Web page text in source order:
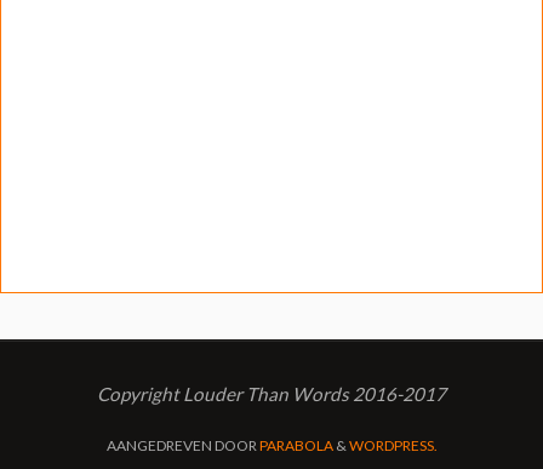
Copyright Louder Than Words 2016-2017
AANGEDREVEN DOOR PARABOLA& WORDPRESS.